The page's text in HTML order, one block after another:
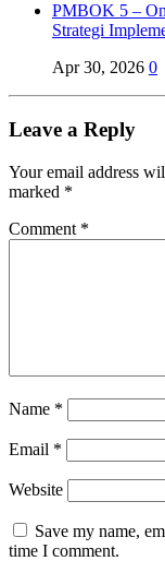
Strategi
Apr 30, 2026 0
Leave a Reply
Your email address
marked *
Comment *
Name *
Email *
Website
Save my name,
time I comment.